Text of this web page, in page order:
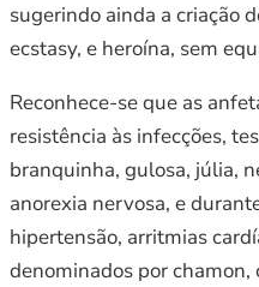
sugerindo ainda a criação
ecstasy, e heroína, sem
Reconhece-se que as
resistência às infecções,
branquinha, gulosa, júlia,
anorexia nervosa, e
hipertensão, arritmias
denominados por chamon,